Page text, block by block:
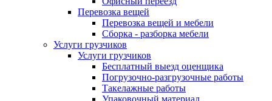
Перевозка вещей
Перевозка вещей и мебели
Сборка - разборка мебели
Услуги грузчиков
Услуги грузчиков
Бесплатный выезд оценщика
Погрузочно-разгрузочные работы
Такелажные работы
Упаковочный материал